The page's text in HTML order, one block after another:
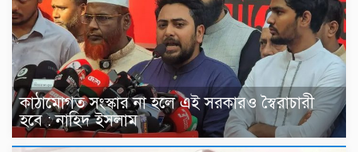
কাঠামোগত সংস্কার না হলে এই সরকারও স্বৈরাচারী
হবে : নাহিদ ইসলাম